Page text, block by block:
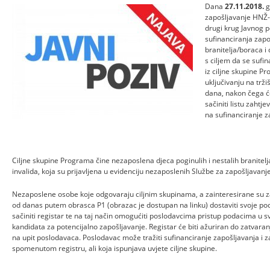
Dana 27.11.2018.
zapošljavanje
drugi krug Javnog
sufinanciranja
branitelja/boraca i
s ciljem da se
iz ciljne skupine
uključivanju na
dana, nakon čega
sačiniti listu
na sufinanciranje
Ciljne skupine Programa čine nezaposlena djeca poginulih i nestalih
invalida, koja su prijavljena u evidenciju nezaposlenih Službe za
Nezaposlene osobe koje odgovaraju ciljnim skupinama, a zainteresirane su
od danas putem obrasca P1 (obrazac je dostupan na linku) dostaviti svoje
sačiniti registar te na taj način omogućiti poslodavcima pristup podacima u
kandidata za potencijalno zapošljavanje. Registar će biti ažuriran do
na upit poslodavaca. Poslodavac može tražiti sufinanciranje zapošljavanja i
spomenutom registru, ali koja ispunjava uvjete ciljne skupine.